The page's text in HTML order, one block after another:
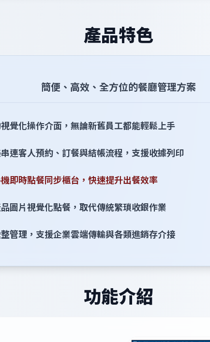
產品特色
簡便、高效、全方位的餐廳管理方案
覺化操作介面，無論新舊員工都能輕鬆上手
連客人預約、訂餐與結帳流程，支援收據列印
即時點餐同步櫃台，快速提升出餐效率
圖片視覺化點餐，取代傳統繁瑣收銀作業
管理，支援企業雲端傳輸與各類進銷存介接
功能介紹